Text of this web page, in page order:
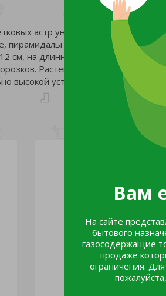
Вам
На сайте
бытового
газосодержащие
продаже
ограничения.
астр универсального
кусты высотой 80-90
см, на длинных, прочных
Растения холодостойкие,
высокой устойчивостью к болезням.